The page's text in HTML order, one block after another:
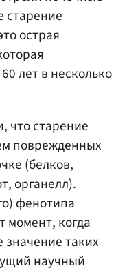
старение
острая
лет в несколько
что старение
поврежденных
(белков,
органелл).
фенотипа
момент, когда
значение таких
научный